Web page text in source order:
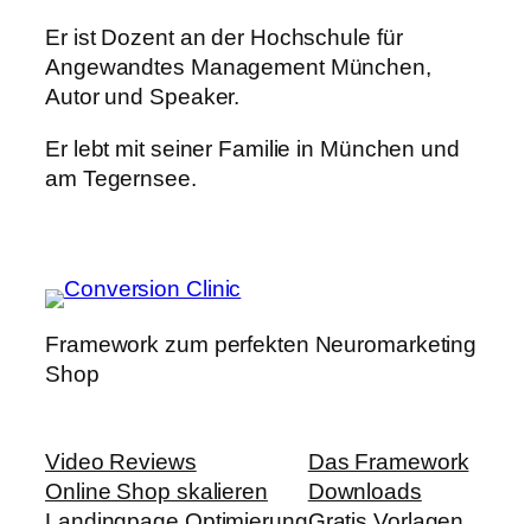
Er ist Dozent an der Hochschule für
Angewandtes Management München,
Autor und Speaker.
Er lebt mit seiner Familie in München und
am Tegernsee.
Framework zum perfekten Neuromarketing
Shop
Video Reviews
Online Shop skalieren
Das Framework
Downloads